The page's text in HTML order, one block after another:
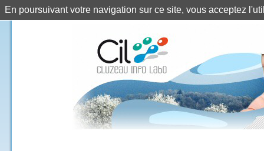
En poursuivant votre navigation sur ce site, vous acceptez